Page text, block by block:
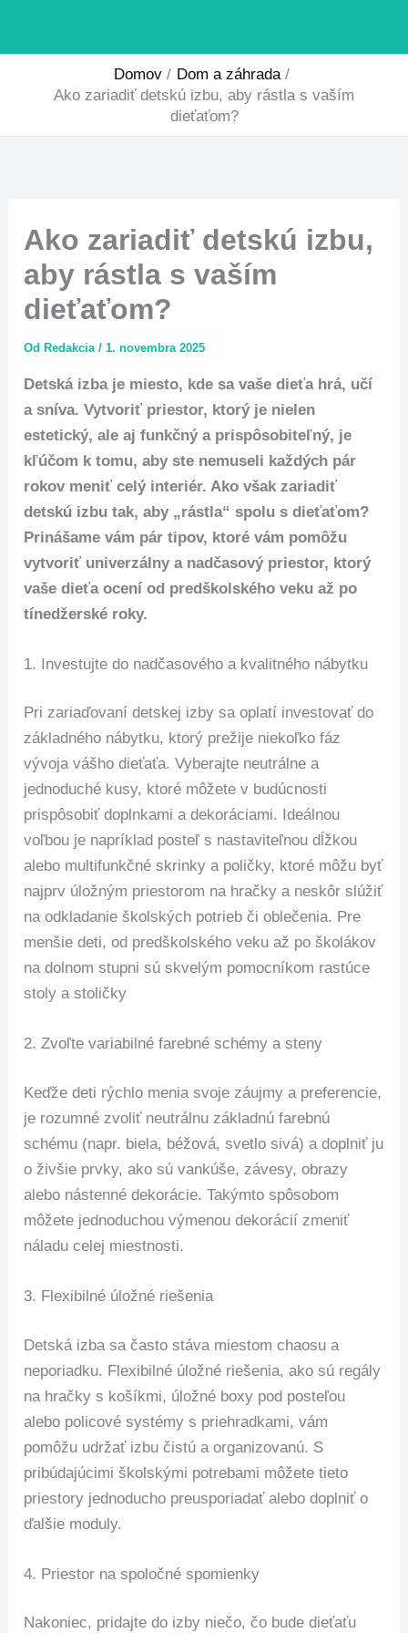
Domov
Dom a záhrada
Ako zariadiť detskú izbu, aby rástla s vaším
dieťaťom?
Ako zariadiť detskú izbu,
aby rástla s vaším
dieťaťom?
Od Redakcia/1. novembra 2025
Detská izba je miesto, kde sa vaše dieťa hrá, učí
a sníva. Vytvoriť priestor, ktorý je nielen
estetický, ale aj funkčný a prispôsobiteľný, je
kľúčom k tomu, aby ste nemuseli každých pár
rokov meniť celý interiér. Ako však zariadiť
detskú izbu tak, aby „rástla“ spolu s dieťaťom?
Prinášame vám pár tipov, ktoré vám pomôžu
vytvoriť univerzálny a nadčasový priestor, ktorý
vaše dieťa ocení od predškolského veku až po
tínedžerské roky.
1. Investujte do nadčasového a kvalitného nábytku
Pri zariaďovaní detskej izby sa oplatí investovať do
základného nábytku, ktorý prežije niekoľko fáz
vývoja vášho dieťaťa. Vyberajte neutrálne a
jednoduché kusy, ktoré môžete v budúcnosti
prispôsobiť doplnkami a dekoráciami. Ideálnou
voľbou je napríklad posteľ s nastaviteľnou dĺžkou
alebo multifunkčné skrinky a poličky, ktoré môžu byť
najprv úložným priestorom na hračky a neskôr slúžiť
na odkladanie školských potrieb či oblečenia. Pre
menšie deti, od predškolského veku až po školákov
na dolnom stupni sú skvelým pomocníkom rastúce
stoly a stoličky
2.Zvoľte variabilné farebné schémy a steny
Keďže deti rýchlo menia svoje záujmy a preferencie,
je rozumné zvoliť neutrálnu základnú farebnú
schému (napr. biela, béžová, svetlo sivá) a doplniť ju
o živšie prvky, ako sú vankúše, závesy, obrazy
alebo nástenné dekorácie. Takýmto spôsobom
môžete jednoduchou výmenou dekorácií zmeniť
náladu celej miestnosti.
3. Flexibilné úložné riešenia
Detská izba sa často stáva miestom chaosu a
neporiadku. Flexibilné úložné riešenia, ako sú regály
na hračky s košíkmi, úložné boxy pod posteľou
alebo policové systémy s priehradkami, vám
pomôžu udržať izbu čistú a organizovanú. S
pribúdajúcimi školskými potrebami môžete tieto
priestory jednoducho preusporiadať alebo doplniť o
ďalšie moduly.
4. Priestor na spoločné spomienky
Nakoniec, pridajte do izby niečo, čo bude dieťaťu